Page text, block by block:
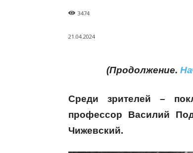
3474
21.04.2024
(Продолжение.
Среди зрителей –
профессор Василий
Чижевский.